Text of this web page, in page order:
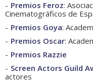
Premios Feroz:
Cinematográficos de
Premios Goya:
Premios Oscar:
Premios Razzie
Screen Actors Guild
actores